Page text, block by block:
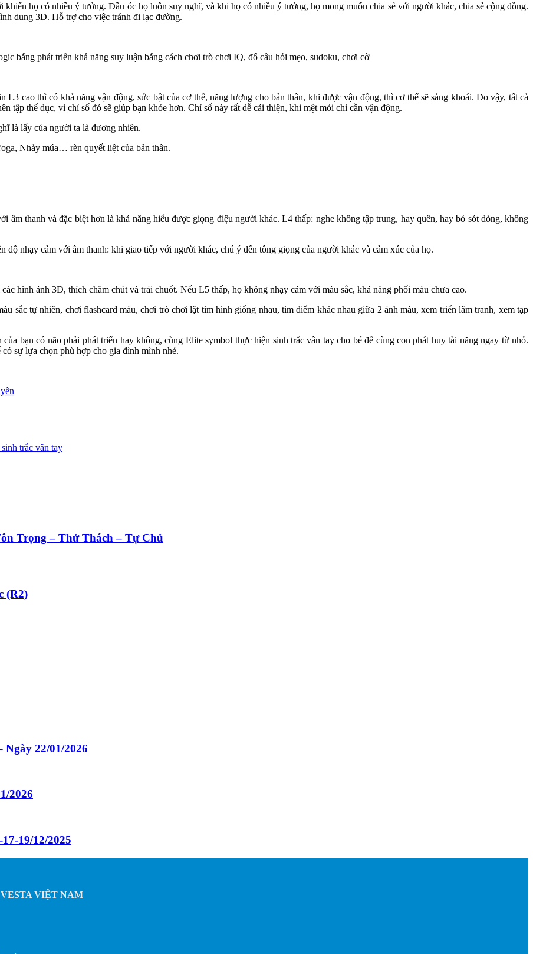
họ có nhiều ý tưởng. Đầu óc họ luôn suy nghĩ, và khi họ có nhiều ý tưởng, họ mong muốn chia sẻ với người khác, chia sẻ cộng đồng.
dung 3D. Hỗ trợ cho việc tránh đi lạc đường.
bằng phát triển khả năng suy luận bằng cách chơi trò chơi IQ, đố câu hỏi mẹo, sudoku, chơi cờ
cao thì có khả năng vận động, sức bật của cơ thể, năng lượng cho bản thân, khi được vận động, thì cơ thể sẽ sảng khoái. Do vậy, tất cả
tập thể dục, vì chỉ số đó sẽ giúp bạn khỏe hơn. Chỉ số này rất dễ cải thiện, khi mệt mỏi chỉ cần vận động.
là lấy của người ta là đương nhiên.
Nhảy múa… rèn quyết liệt của bản thân.
âm thanh và đặc biệt hơn là khả năng hiểu được giọng điệu người khác. L4 thấp: nghe không tập trung, hay quên, hay bỏ sót dòng, không
độ nhạy cảm với âm thanh: khi giao tiếp với người khác, chú ý đến tông giọng của người khác và cảm xúc của họ.
hình ảnh 3D, thích chăm chút và trải chuốt. Nếu L5 thấp, họ không nhạy cảm với màu sắc, khả năng phối màu chưa cao.
sắc tự nhiên, chơi flashcard màu, chơi trò chơi lật tìm hình giống nhau, tìm điểm khác nhau giữa 2 ảnh màu, xem triển lãm tranh, xem tạp
bạn có não phải phát triển hay không, cùng Elite symbol thực hiện sinh trắc vân tay cho bé để cùng con phát huy tài năng ngay từ nhỏ.
có sự lựa chọn phù hợp cho gia đình mình nhé.
Trọng – Thử Thách – Tự Chủ
(R2)
22/01/2026
2026
19/12/2025
VESTA VIỆT NAM